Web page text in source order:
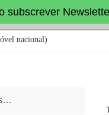
subscrever
nacional)